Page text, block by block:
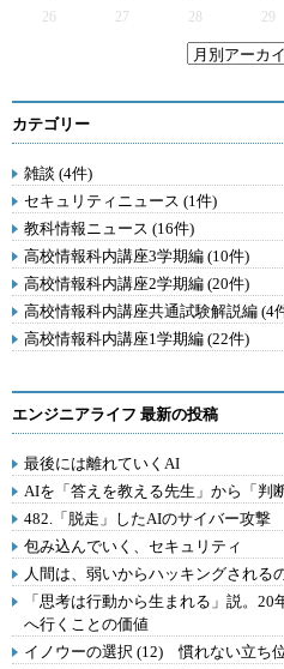
26
27 28 29
カテゴリー
雑談 (4件)
セキュリティニュース (1件)
教科情報ニュース (16件)
高校情報科内講座3学期編 (10件)
高校情報科内講座2学期編 (20件)
高校情報科内講座共通試験解説編 (4
高校情報科内講座1学期編 (22件)
エンジニアライフ 最新の投稿
最後には離れていくAI
AIを「答えを教える先生」から「判
482.「脱走」したAIのサイバー攻撃
包み込んでいく、セキュリティ
人間は、弱いからハッキングされる
「思考は行動から生まれる」説。
へ行くことの価値
イノウーの選択 (12) 慣れない立ち